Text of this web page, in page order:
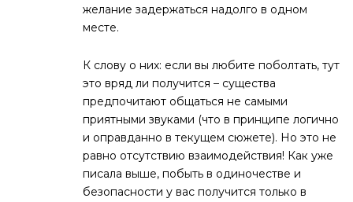
желание задержаться надолго в одном
месте.
К слову о них: если вы любите поболтать, тут
это вряд ли получится – существа
предпочитают общаться не самыми
приятными звуками (что в принципе логично
и оправданно в текущем сюжете). Но это не
равно отсутствию взаимодействия! Как уже
писала выше, побыть в одиночестве и
безопасности у вас получится только в